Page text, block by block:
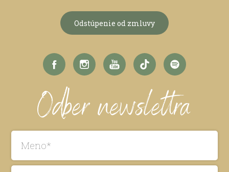
Odstúpenie od zmluvy
Odber newslettra